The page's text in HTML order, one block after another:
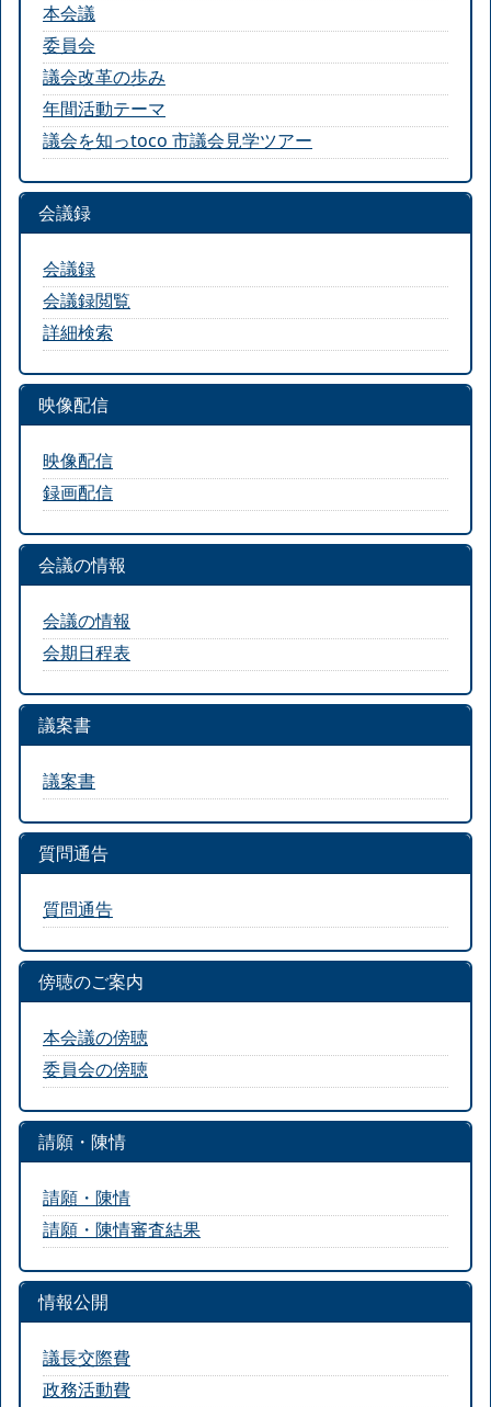
本会議
委員会
議会改革の歩み
年間活動テーマ
議会を知っtoco 市議会見学ツアー
会議録
会議録
会議録閲覧
詳細検索
映像配信
映像配信
録画配信
会議の情報
会議の情報
会期日程表
議案書
議案書
質問通告
質問通告
傍聴のご案内
本会議の傍聴
委員会の傍聴
請願・陳情
請願・陳情
請願・陳情審査結果
情報公開
議長交際費
政務活動費